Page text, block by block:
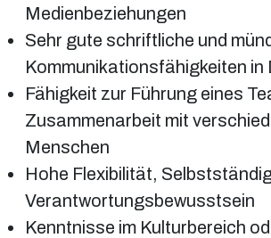
Medienbeziehungen
Sehr gute schriftliche und
Kommunikationsfähigkeiten in
Fähigkeit zur Führung eines
Zusammenarbeit mit
Menschen
Hohe Flexibilität,
Verantwortungsbewusstsein
Kenntnisse im Kulturbereich